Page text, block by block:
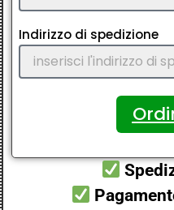
Indirizzo di spedizione